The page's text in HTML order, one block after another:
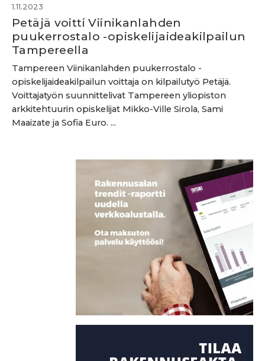
1.11.2023
Petäjä voitti Viinikanlahden
puukerrostalo -opiskelijaideakilpailun
Tampereella
Tampereen Viinikanlahden puukerrostalo -
opiskelijaideakilpailun voittaja on kilpailutyö Petäjä.
Voittajatyön suunnittelivat Tampereen yliopiston
arkkitehtuurin opiskelijat Mikko-Ville Sirola, Sami
Maaizate ja Sofia Euro. ...